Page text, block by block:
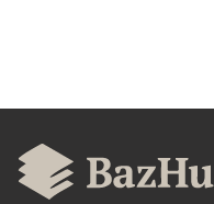
BIBTEX